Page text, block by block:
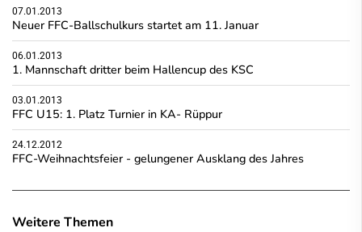
07.01.2013
Neuer FFC-Ballschulkurs startet am 11. Januar
06.01.2013
1. Mannschaft dritter beim Hallencup des KSC
03.01.2013
FFC U15: 1. Platz Turnier in KA- Rüppur
24.12.2012
FFC-Weihnachtsfeier - gelungener Ausklang des Jahres
Weitere Themen